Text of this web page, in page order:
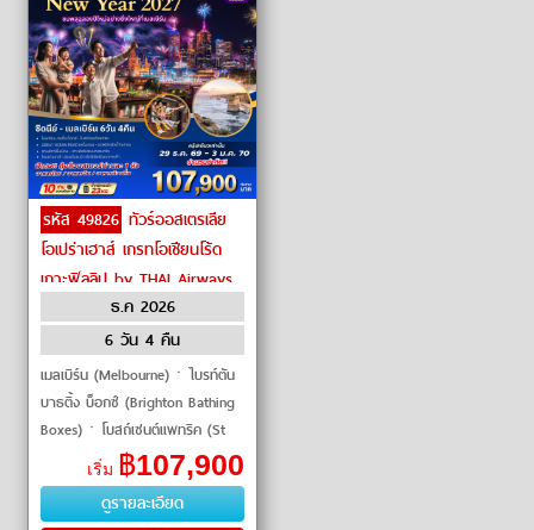
รหัส 49826 ทัวร์ออสเตรเลีย
โอเปร่าเฮาส์ เกรทโอเชียนโร้ด
เกาะฟิลลิป by THAI Airways
ธ.ค 2026
6 วัน 4 คืน
เมลเบิร์น (Melbourne)ㆍไบรท์ตัน
บาธติ้ง บ็อกซ์ (Brighton Bathing
Boxes)ㆍโบสถ์เซนต์แพทริค (St
Patrick's Cathedral)ㆍสถานีรถไฟ
Flinders (Flinders Street Station)
ㆍช้อปปิ้ง
เริ่ม ฿107,900
ดูรายละเอียด